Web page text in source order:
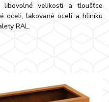
libovolné velikosti a tloušťce
oceli, lakované oceli a hliníku
RAL.